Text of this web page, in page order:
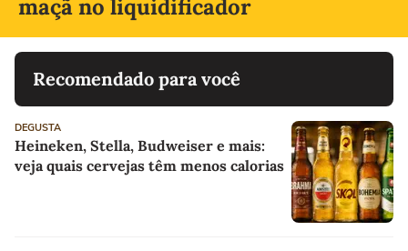
maçã no liquidificador
Recomendado para você
DEGUSTA
Heineken, Stella, Budweiser e mais:
veja quais cervejas têm menos calorias